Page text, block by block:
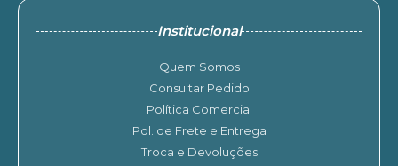
Institucional
Quem Somos
Consultar Pedido
Política Comercial
Pol. de Frete e Entrega
Troca e Devoluções